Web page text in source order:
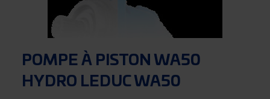
POMPE À PISTON WA50
HYDRO LEDUC WA50